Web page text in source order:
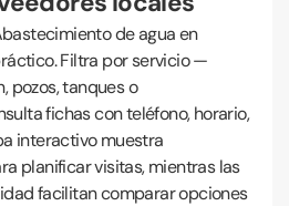
de agua en
Filtra por servicio —
pozos, tanques o
fichas con teléfono, horario,
interactivo muestra
planificar visitas, mientras las
facilitan comparar opciones